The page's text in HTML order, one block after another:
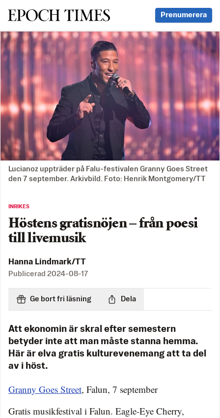
Svenska Epoch Times Prenumerera
Lucianoz uppträder på Falu-festivalen Granny Goes Street
den 7 september. Arkivbild. Foto: Henrik Montgomery/TT
INRIKES
Höstens gratisnöjen – från poesi
till livemusik
Hanna Lindmark/TT
Publicerad 2024-08-17
Ge bort fri läsning Dela
Att ekonomin är skral efter semestern
betyder inte att man måste stanna hemma.
Här är elva gratis kulturevenemang att ta del
av i höst.
Granny Goes Street, Falun, 7 september
Gratis musikfestival i Falun. Eagle-Eye Cherry,